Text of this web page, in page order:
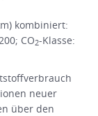
kombiniert:
CO2-Klasse:
neuer
über den